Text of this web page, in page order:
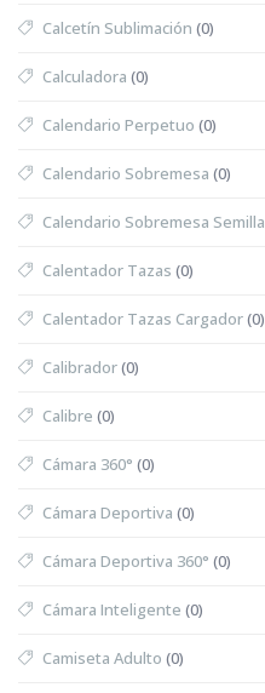
Calcetín Sublimación (0)
Calculadora (0)
Calendario Perpetuo (0)
Calendario Sobremesa (0)
Calendario Sobremesa Semilla
Calentador Tazas (0)
Calentador Tazas Cargador(0)
Calibrador(0)
Calibre (0)
Cámara 360° (0)
Cámara Deportiva (0)
Cámara Deportiva 360° (0)
Cámara Inteligente (0)
Camiseta Adulto (0)